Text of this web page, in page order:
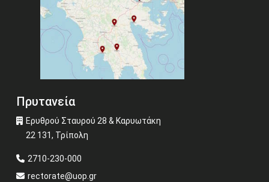
Πρυτανεία
Ερυθρού Σταυρού 28 & Καρυωτάκη
22 131, Τρίπολη
2710-230-000
rectorate@uop.gr